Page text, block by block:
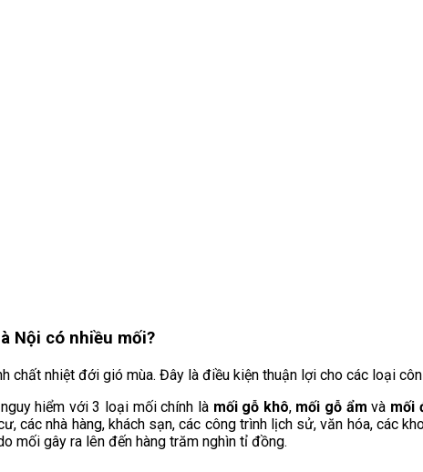
Nội có nhiều mối?
chất nhiệt đới gió mùa. Đây là điều kiện thuận lợi cho các loại
hiểm với 3 loại mối chính là mối gỗ khô, mối gỗ ẩm và mối
các nhà hàng, khách sạn, các công trình lịch sử, văn hóa, các
mối gây ra lên đến hàng trăm nghìn tỉ đồng.